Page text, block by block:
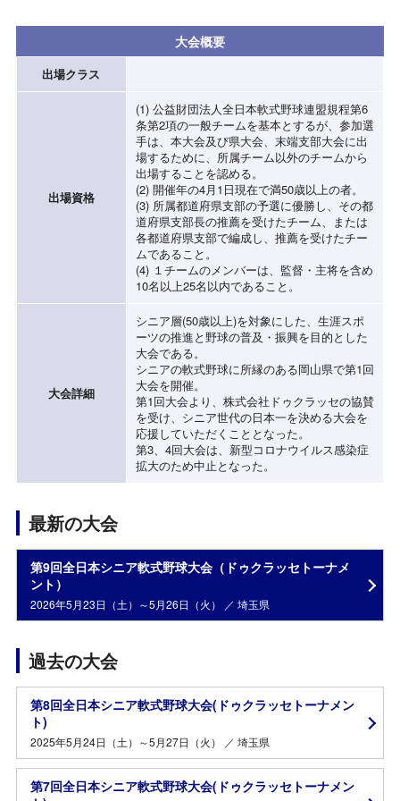
大会概要
出場クラス
出場資格
(1) 公益財団法人全日本軟式野球連盟規程第6
条第2項の一般チームを基本とするが、参加選
手は、本大会及び県大会、末端支部大会に出
場するために、所属チーム以外のチームから
出場することを認める。
(2) 開催年の4月1日現在で満50歳以上の者。
(3) 所属都道府県支部の予選に優勝し、その都
道府県支部長の推薦を受けたチーム、または
各都道府県支部で編成し、推薦を受けたチー
ムであること。
(4) １チームのメンバーは、監督・主将を含め
10名以上25名以内であること。
大会詳細
シニア層(50歳以上)を対象にした、生涯スポ
ーツの推進と野球の普及・振興を目的とした
大会である。
シニアの軟式野球に所縁のある岡山県で第1回
大会を開催。
第1回大会より、株式会社ドゥクラッセの協賛
を受け、シニア世代の日本一を決める大会を
応援していただくこととなった。
第3、4回大会は、新型コロナウイルス感染症
拡大のため中止となった。
最新の大会
第9回全日本シニア軟式野球大会（ドゥクラッセトーナメ
ント）
2026年5月23日（土）～5月26日（火） ／ 埼玉県
過去の大会
第8回全日本シニア軟式野球大会(ドゥクラッセトーナメン
ト)
2025年5月24日（土）～5月27日（火） ／ 埼玉県
第7回全日本シニア軟式野球大会(ドゥクラッセトーナメン